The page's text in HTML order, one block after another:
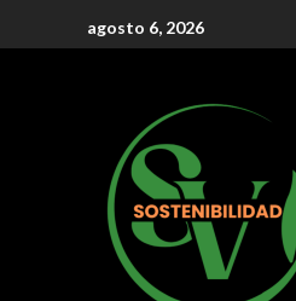
agosto 6, 2026